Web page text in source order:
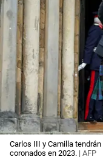
Carlos III y Camilla
coronados en 2023. | AFP